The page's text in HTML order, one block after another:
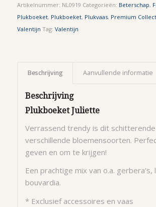
Artikelnummer: NL0919 Categorieën: Beterschap,
Plukboeket, Plukboeket, Plukvaas, Premium
Valentijn Tag: Valentijn
Beschrijving Aanvullende informatie
Beschrijving
Plukboeket Juliette
Verrassend trendy is dit
verschillende bloemensoorten.
geven en om te krijgen!
Een prachtige mix van o.a. gerbera’s,
bouvardia.
* Exclusief accessoires en vaas